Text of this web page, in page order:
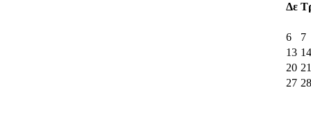
Δε
6
7
13 14
20 21
27 28